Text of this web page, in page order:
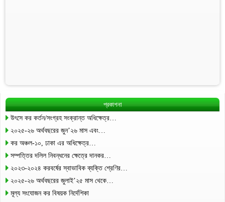
প্রকাশনা
উৎসে কর কর্তন/সংগ্রহ সংক্রান্ত অধিক্ষেত্র…
২০২৫-২৬ অর্থবছরের জুন’২৬ মাস এবং…
কর অঞ্চল-১০, ঢাকা এর অধিক্ষেত্র…
সম্পত্তির দলিল নিবন্ধনের ক্ষেত্রে দানকর…
২০২৩-২০২৪ করবর্ষের স্বাভাবিক ব্যক্তি শ্রেণির…
২০২৫-২৬ অর্থবছরের জুলাই’২৫ মাস থেকে…
মূল্য সংযোজন কর বিষয়ক নির্দেশিকা